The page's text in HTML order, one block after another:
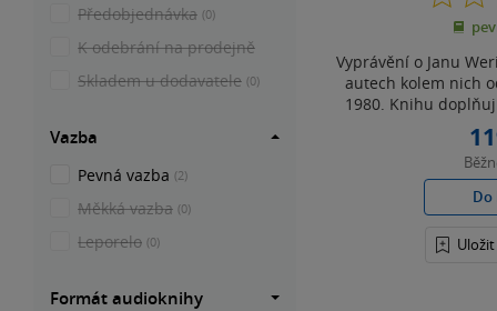
Vyprávění o Janu
autech kolem nich
1980. Knihu
Do
Předobjednávka (0)
K odebrání na prodejně
Skladem u dodavatele (0)
Vazba
Pevná vazba (2)
Měkká vazba (0)
Leporelo (0)
Formát audioknihy